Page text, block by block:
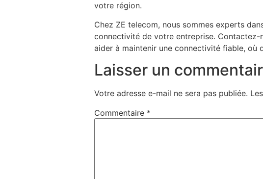
votre région.
Chez ZE telecom, nous sommes experts
connectivité de votre entreprise. Contactez-
aider à maintenir une connectivité fiable, où
Laisser un
Votre adresse e-mail ne sera pas publiée.
Commentaire *